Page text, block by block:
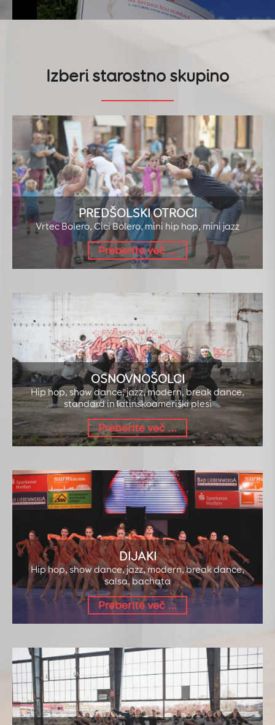
STANDARDNI IN LATINSKO
osnovnošolci
Zaplešite z nami v Domžalah na
PREBERI VEČ
POROČNI PLES
otvoritveni ples
PREBERI VEČ
Izberi starostno skupino
PREDŠOLSKI OTROCI
Vrtec Bolero, Cici Bolero, mini hip hop, mini jazz
Preberite več ...
OSNOVNOŠOLCI
Hip hop, show dance, jazz, modern, break dance,
standard in latinskoameriški plesi
Preberite več ...
DIJAKI
Hip hop, show dance, jazz, modern, break dance,
salsa, bachata
Preberite več ...